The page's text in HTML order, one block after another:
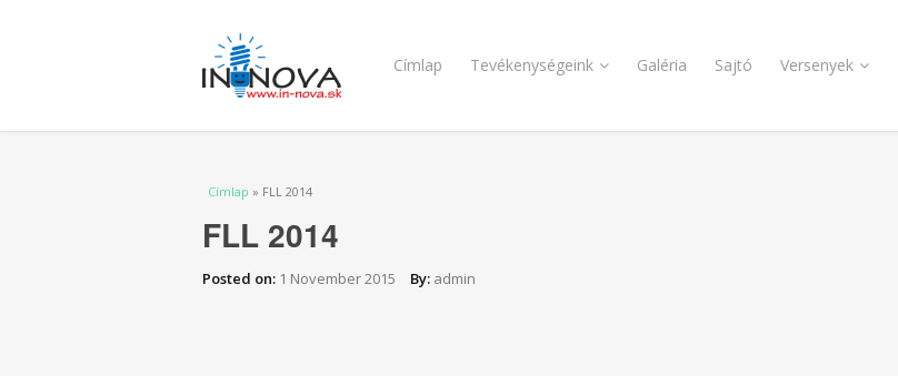
Címlap Tevékenységeink Galéria Sajtó Versenyek
Jelenlegi hely
Címlap » FLL 2014
FLL 2014
Posted on: 1 November 2015 By: admin